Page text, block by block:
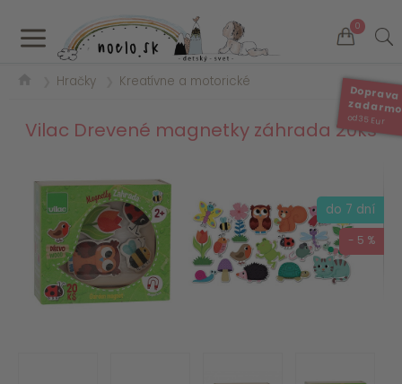
a 0
Doprava
od 35 Eur
Hračky Kreatívne a motorické
Vilac Drevené magnetky záhrada 20ks
do 7 dní
- 5 %